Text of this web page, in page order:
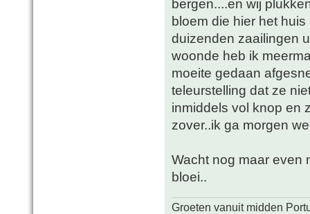
bergen....en wij
bloem die hier het
duizenden zaailingen
woonde heb ik
moeite gedaan
teleurstelling dat ze
inmiddels vol knop en
zover..ik ga morgen
Wacht nog maar even
bloei..
Groeten vanuit midden